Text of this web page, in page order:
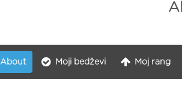
About Moji bedževi Moj rang